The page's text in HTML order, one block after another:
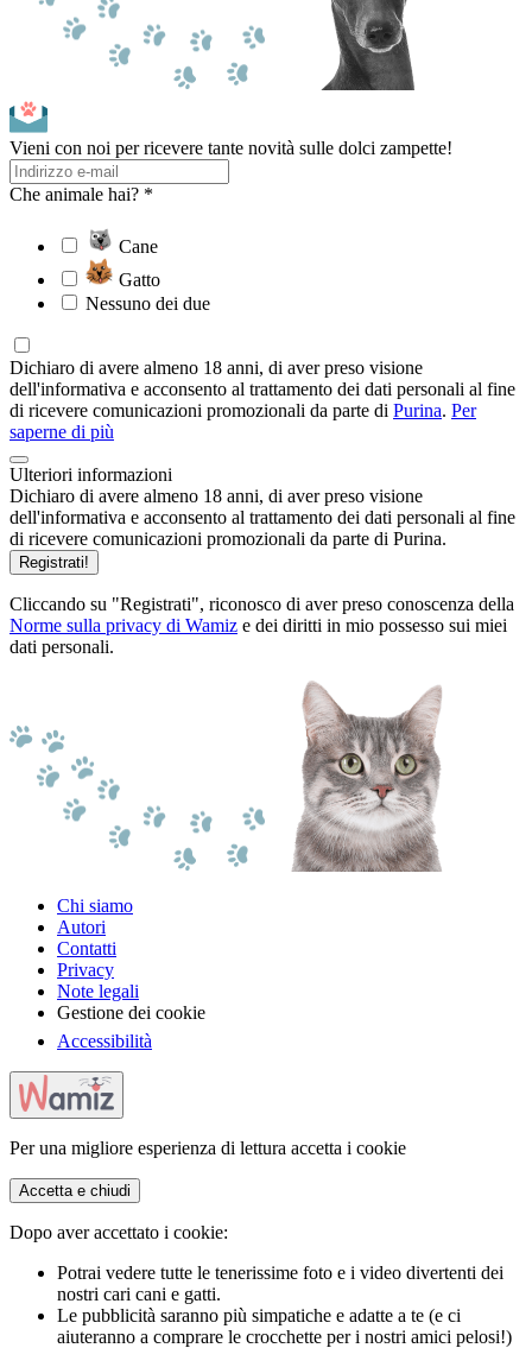
Vieni con noi per ricevere tante novità sulle dolci zampette!
Che animale hai? *
Cane
Gatto
Nessuno dei due
Dichiaro di avere almeno 18 anni, di aver preso visione
dell'informativa e acconsento al trattamento dei dati personali al fine
di ricevere comunicazioni promozionali da parte di Purina. Per
saperne di più
Ulteriori informazioni
Dichiaro di avere almeno 18 anni, di aver preso visione
dell'informativa e acconsento al trattamento dei dati personali al fine
di ricevere comunicazioni promozionali da parte di Purina.
Registrati!
Cliccando su "Registrati", riconosco di aver preso conoscenza della
Norme sulla privacy di Wamiz e dei diritti in mio possesso sui miei
dati personali.
Chi siamo
Autori
Contatti
Privacy
Note legali
Gestione dei cookie
Accessibilità
Per una migliore esperienza di lettura accetta i cookie
Accetta e chiudi
Dopo aver accettato i cookie:
Potrai vedere tutte le tenerissime foto e i video divertenti dei
nostri cari cani e gatti.
Le pubblicità saranno più simpatiche e adatte a te (e ci
aiuteranno a comprare le crocchette per i nostri amici pelosi!)